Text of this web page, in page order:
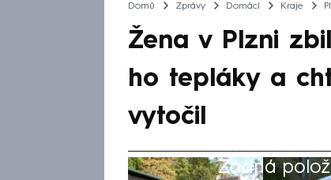
Domů Zprávy Domácí Kraje
Žena v Plzni
ho tepláky a
vytočil
Žádná